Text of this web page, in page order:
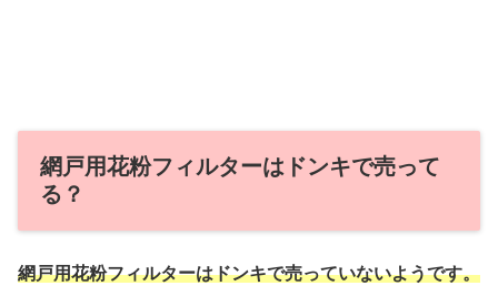
網戸用花粉フィルターはドンキで売って
る？
網戸用花粉フィルターはドンキで売っていないようです。